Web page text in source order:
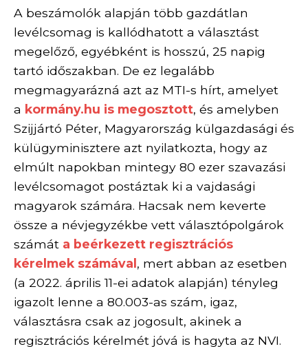
A beszámolók alapján több gazdátlan
levélcsomag is kallódhatott a választást
megelőző, egyébként is hosszú, 25 napig
tartó időszakban. De ez legalább
megmagyarázná azt az MTI-s hírt, amelyet
a kormány.hu is megosztott, és amelyben
Szijjártó Péter, Magyarország külgazdasági és
külügyminisztere azt nyilatkozta, hogy az
elmúlt napokban mintegy 80 ezer szavazási
levélcsomagot postáztak ki a vajdasági
magyarok számára. Hacsak nem keverte
össze a névjegyzékbe vett választópolgárok
számát a beérkezett regisztrációs
kérelmek számával , mert abban az esetben
(a 2022. április 11-ei adatok alapján) tényleg
igazolt lenne a 80.003-as szám, igaz,
választásra csak az jogosult, akinek a
regisztrációs kérelmét jóvá is hagyta az NVI.